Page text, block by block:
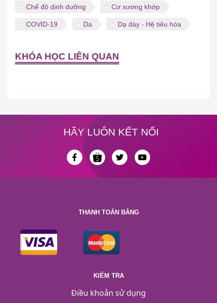
Chế độ dinh dưỡng Cơ xương khớp
COVID-19 Da Dạ dày - Hệ tiêu hóa
KHÓA HỌC LIÊN QUAN
HÃY LUÔN KẾT NỐI
THANH TOÁN BẰNG
KIỂM TRA
Điều khoản sử dụng